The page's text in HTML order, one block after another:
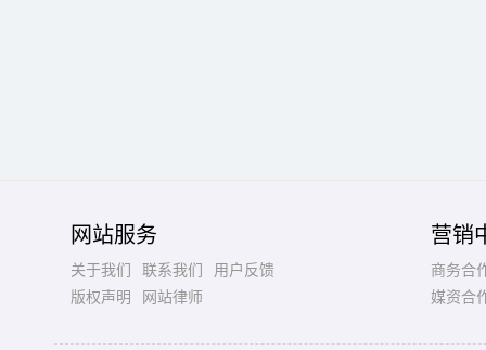
网站服务
关于我们 联系我们
用户反馈
版权声明
网站律师
营销
商务合
媒资合